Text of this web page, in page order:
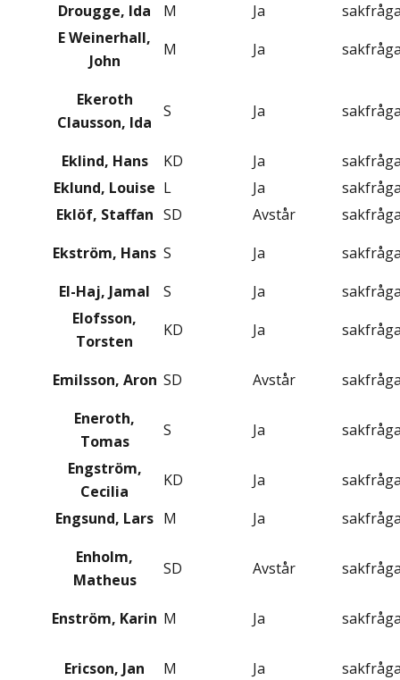
Drougge, Ida
M Ja
E Weinerhall,
John
M Ja
Ekeroth
Clausson, Ida
S Ja
Eklind, Hans KD Ja
Eklund, Louise L Ja
Eklöf, Staffan SD Avstår
Ekström, Hans S Ja
El-Haj, Jamal
S Ja
Elofsson,
Torsten
KD Ja
Emilsson, Aron SD Avstår
Eneroth,
Tomas
S Ja
Engström,
Cecilia
KD Ja
Engsund, Lars M Ja
Enholm,
Matheus
SD Avstår
Enström, Karin M Ja
Ericson, Jan M Ja